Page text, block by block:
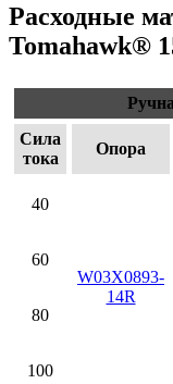
Расходные
Tomahawk®
Сила
тока
Опора
40
W03X0893-
14R
60
80
100